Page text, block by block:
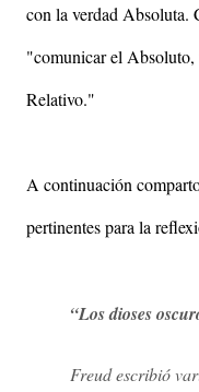
con la verdad Absoluta.
"comunicar el Absoluto,
Relativo."
A continuación
pertinentes para la
“Los dioses
Freud escribió